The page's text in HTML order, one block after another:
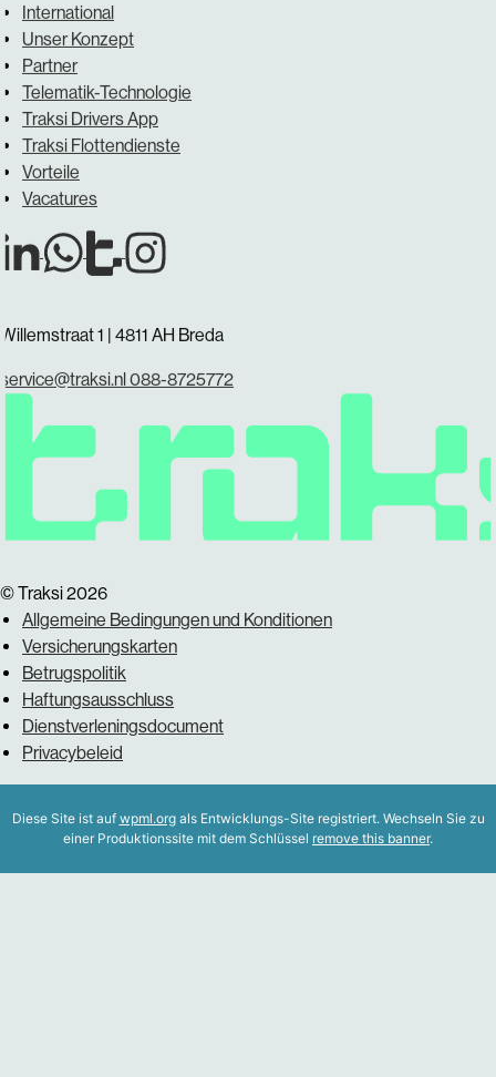
International
Unser Konzept
Partner
Telematik-Technologie
Traksi Drivers App
Traksi Flottendienste
Vorteile
Vacatures
Willemstraat 1 | 4811 AH Breda
service@traksi.nl088-8725772
© Traksi 2026
Allgemeine Bedingungen und Konditionen
Versicherungskarten
Betrugspolitik
Haftungsausschluss
Dienstverleningsdocument
Privacybeleid
Diese Site ist auf wpml.orgals Entwicklungs-Site registriert. Wechseln Sie zu
einer Produktionssite mit dem Schlüssel remove this banner.